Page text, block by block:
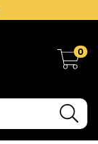
0